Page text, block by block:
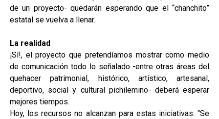
de un proyecto- quedarán esperando que el “chanchito”
estatal se vuelva a llenar.
La realidad
¡Sí!, el proyecto que pretendíamos mostrar como medio
de comunicación todo lo señalado -entre otras áreas del
quehacer patrimonial, histórico, artístico, artesanal,
deportivo, social y cultural pichilemino- deberá esperar
mejores tiempos.
Hoy, los recursos no alcanzan para estas iniciativas. “Se